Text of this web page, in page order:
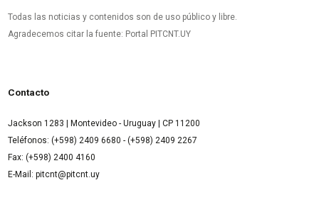
Todas las noticias y contenidos son de uso público y libre.
Agradecemos citar la fuente: Portal PITCNT.UY
Contacto
Jackson 1283 | Montevideo - Uruguay | CP 11200
Teléfonos: (+598) 2409 6680 - (+598) 2409 2267
Fax: (+598) 2400 4160
E-Mail: pitcnt@pitcnt.uy